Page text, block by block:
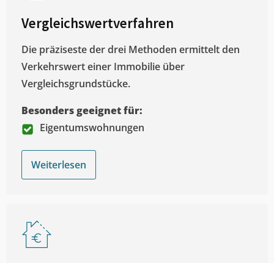
Vergleichswertverfahren
Die präziseste der drei Methoden ermittelt den
Verkehrswert einer Immobilie über
Vergleichsgrundstücke.
Besonders geeignet für:
Eigentumswohnungen
Weiterlesen